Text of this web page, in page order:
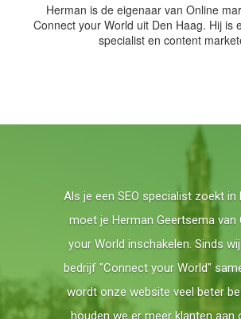
Herman is de eigenaar van Online
Connect your World uit Den Haag. Hij is
specialist en content
Luistert goed en maakt als SEO
en Google Ads expert waar wat
Super! Ga zo door!
Marco van der Spek van De